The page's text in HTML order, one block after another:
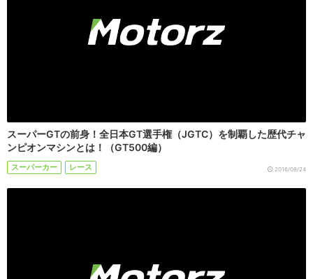
スーパーGTの前身！全日本GT選手権（JGTC）を制覇した歴代チャ
ンピオンマシンとは！（GT500編）
スーパーカー レース 2016/08/24